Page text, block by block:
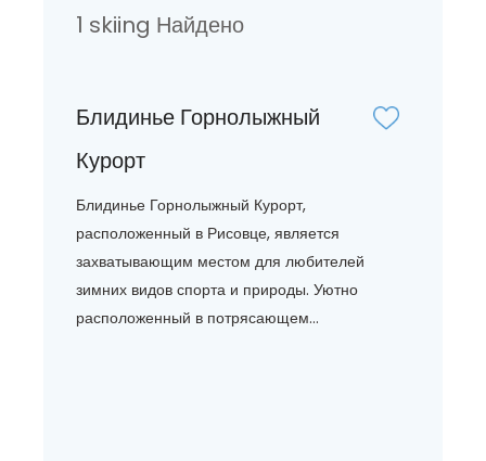
1 skiing Найдено
Блидинье Горнолыжный
Курорт
Блидинье Горнолыжный Курорт,
расположенный в Рисовце, является
захватывающим местом для любителей
зимних видов спорта и природы. Уютно
расположенный в потрясающем...